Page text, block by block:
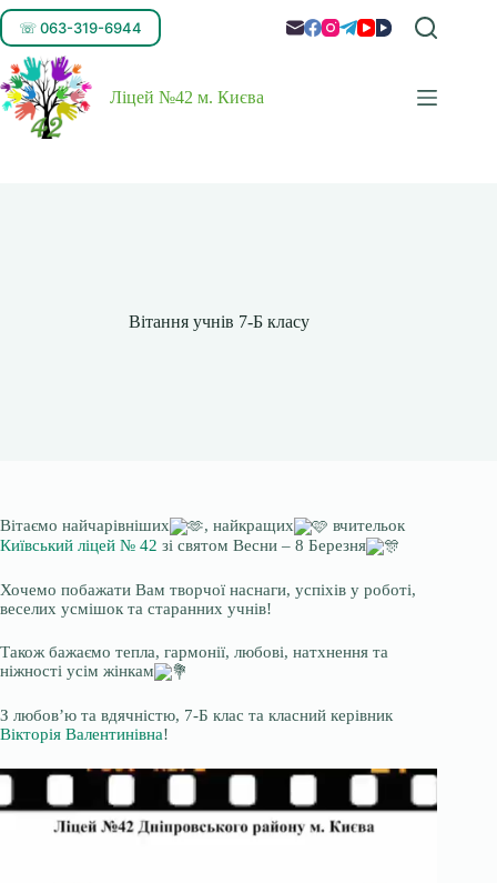
☏ 063-319-6944
Ліцей №42 м. Києва
Вітання учнів 7-Б класу
Вітаємо найчарівніших , найкращих
вчительок
Київський ліцей № 42 зі святом Весни – 8 Березня
Хочемо побажати Вам творчої наснаги, успіхів у роботі,
веселих усмішок та старанних учнів!
Також бажаємо тепла, гармонії, любові, натхнення та
ніжності усім жінкам
З любов’ю та вдячністю, 7-Б клас та класний керівник
Вікторія Валентинівна!